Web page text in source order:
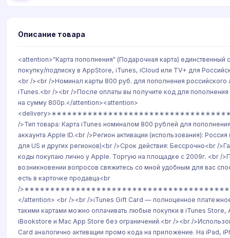
Описание товара
<attention>"Карта пополнения" (Подарочная карта) единственный
покупку/подписку в AppStore, iTunes, iCloud или TV+ для
<br /><br />Номинал карты 800 руб. для пополнения российского
iTunes.<br /><br />После оплаты вы получите код для пополнения
на сумму 800р.</attention><attention>
/>Тип товара: Карта iTunes номиналом 800 рублей для
аккаунта Apple ID.<br />Регион активации (использования):
для US и других регионов)<br />Срок действия: Бессрочно<br /
коды покупаю лично у Apple. Торгую на площадке с 2009г. <br /
возникновении вопросов свяжитесь со мной удобным для вас
есть в карточке продавца<br
/
</attention> <br /><br />iTunes Gift Card — полноценное
такими картами можно оплачивать любые покупки в iTunes Store,
iBookstore и Mac App Store без ограничений.<br /><br /
Card аналогично активации промо кода на приложение. На iPad,